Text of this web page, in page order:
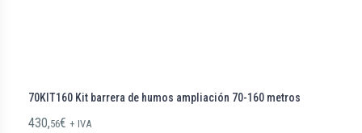
70KIT160 Kit barrera de humos ampliación 70-160 metros
430,56€ + IVA